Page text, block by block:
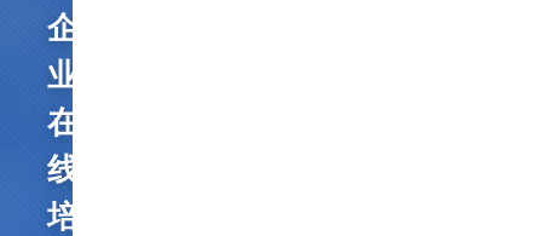
企
业
在
线
培